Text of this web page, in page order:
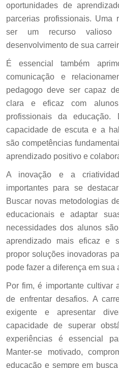
oportunidades de
parcerias profissionais. Uma
ser um recurso
desenvolvimento de sua
É essencial também
comunicação e
pedagogo deve ser capaz
clara e eficaz com
profissionais da educação.
capacidade de escuta e a
são competências
aprendizado positivo e
A inovação e a
importantes para se
Buscar novas metodologias
educacionais e adaptar
necessidades dos alunos
aprendizado mais eficaz e
propor soluções inovadoras
pode fazer a diferença em sua
Por fim, é importante cultivar
de enfrentar desafios. A
exigente e apresentar
capacidade de superar
experiências é essencial
Manter-se motivado,
educação e sempre em